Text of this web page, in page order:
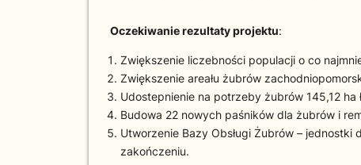
Oczekiwanie rezultaty projektu:
Zwiększenie liczebności populacji o co
Zwiększenie areału żubrów
Udostepnienie na potrzeby żubrów 145,12
Budowa 22 nowych paśników dla żubrów i
Utworzenie Bazy Obsługi Żubrów –
zakończeniu.